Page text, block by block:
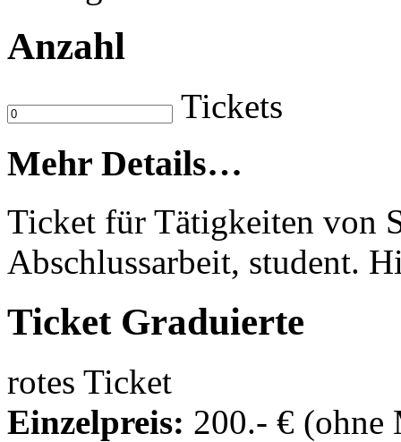
Anzahl
Tickets
Mehr Details…
Ticket für Tätigkeiten von
Abschlussarbeit, student.
Ticket Graduierte
rotes Ticket
Einzelpreis: 200.- € (ohne